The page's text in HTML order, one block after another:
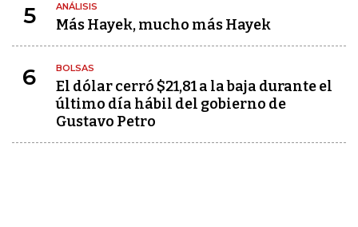
5 ANÁLISIS
Más Hayek, mucho más Hayek
6 BOLSAS
El dólar cerró $21,81 a la baja durante el
último día hábil del gobierno de
Gustavo Petro